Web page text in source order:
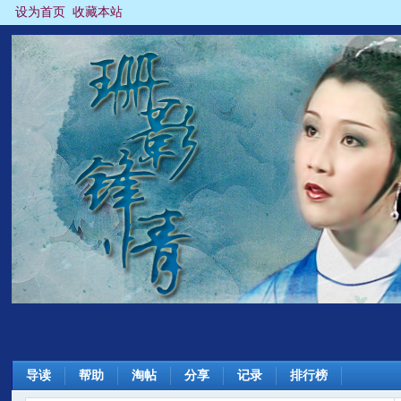
设为首页 收藏本站
导读 帮助 淘帖 分享 记录 排行榜